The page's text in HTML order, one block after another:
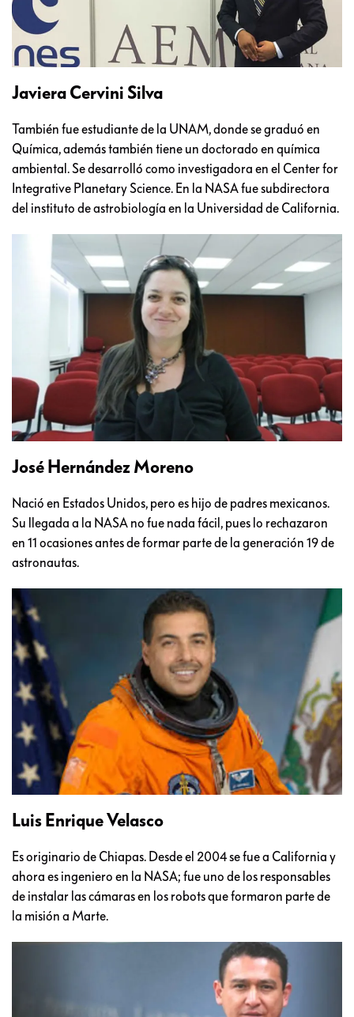
Javiera Cervini Silva
También fue estudiante de la UNAM, donde se graduó en
Química, además también tiene un doctorado en química
ambiental. Se desarrolló como investigadora en el Center for
Integrative Planetary Science. En la NASA fue subdirectora
del instituto de astrobiología en la Universidad de California.
José Hernández Moreno
Nació en Estados Unidos, pero es hijo de padres mexicanos.
Su llegada a la NASA no fue nada fácil, pues lo rechazaron
en 11 ocasiones antes de formar parte de la generación 19 de
astronautas.
Luis Enrique Velasco
Es originario de Chiapas. Desde el 2004 se fue a California y
ahora es ingeniero en la NASA; fue uno de los responsables
de instalar las cámaras en los robots que formaron parte de
la misión a Marte.